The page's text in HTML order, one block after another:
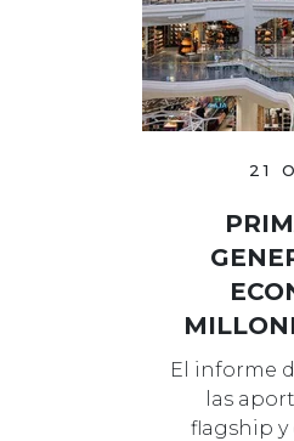
21
El informe
las
flagship y